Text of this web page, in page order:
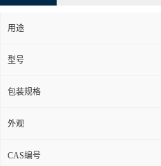
用途
型号
包装规格
外观
CAS编号